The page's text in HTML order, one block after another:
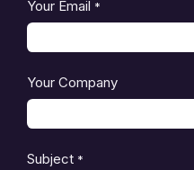
Your Email *
Your Company
Subject *